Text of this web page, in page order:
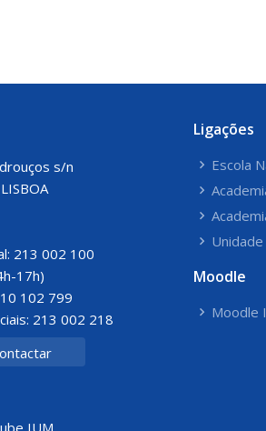
s/n
213 002 100
17h)
102 799
213 002 218
IUM
Ligações
Escola
Moodle
Moodle